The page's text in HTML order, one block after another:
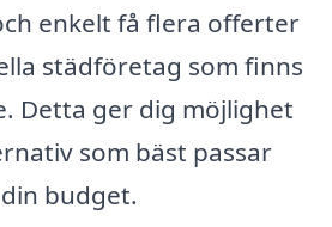
enkelt få flera offerter
städföretag som finns
Detta ger dig möjlighet
som bäst passar
budget.